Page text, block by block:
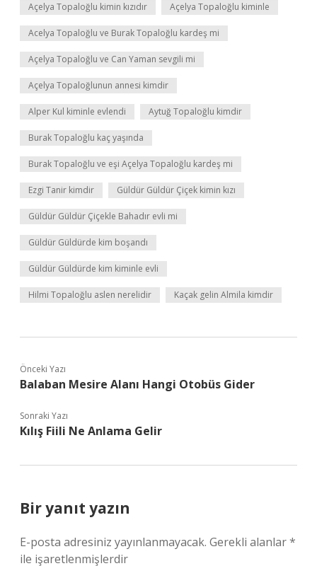
Açelya Topaloğlu kimin kızıdır Açelya Topaloğlu kiminle
Acelya Topaloğlu ve Burak Topaloğlu kardeş mi
Açelya Topaloğlu ve Can Yaman sevgili mi
Açelya Topaloğlunun annesi kimdir
Alper Kul kiminle evlendi Aytuğ Topaloğlu kimdir
Burak Topaloğlu kaç yaşında
Burak Topaloğlu ve eşi Açelya Topaloğlu kardeş mi
Ezgi Tanir kimdir Güldür Güldür Çiçek kimin kızı
Güldür Güldür Çiçekle Bahadır evli mi
Güldür Güldürde kim boşandı
Güldür Güldürde kim kiminle evli
Hilmi Topaloğlu aslen nerelidir Kaçak gelin Almila kimdir
Önceki Yazı
Balaban Mesire Alanı Hangi Otobüs Gider
Sonraki Yazı
Kılış Fiili Ne Anlama Gelir
Bir yanıt yazın
E-posta adresiniz yayınlanmayacak. Gerekli alanlar*
ile işaretlenmişlerdir